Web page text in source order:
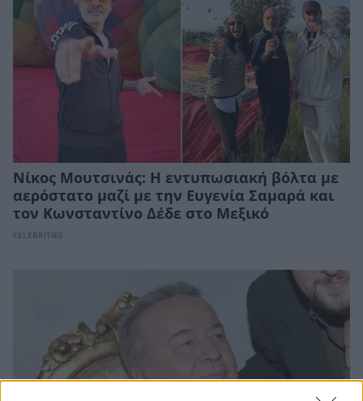
Νίκος Μουτσινάς: Η εντυπωσιακή βόλτα με
αερόστατο μαζί με την Ευγενία Σαμαρά και
τον Κωνσταντίνο Δέδε στο Μεξικό
CELEBRITIES